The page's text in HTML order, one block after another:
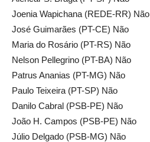
Joenia Wapichana (REDE-RR) Não
José Guimarães (PT-CE) Não
Maria do Rosário (PT-RS) Não
Nelson Pellegrino (PT-BA) Não
Patrus Ananias (PT-MG) Não
Paulo Teixeira (PT-SP) Não
Danilo Cabral (PSB-PE) Não
João H. Campos (PSB-PE) Não
Júlio Delgado (PSB-MG) Não